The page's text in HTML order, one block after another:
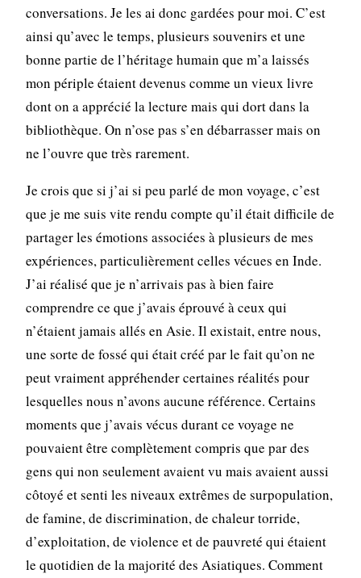
conversations. Je les ai donc gardées pour moi. C’est
ainsi qu’avec le temps, plusieurs souvenirs et une
bonne partie de l’héritage humain que m’a laissés
mon périple étaient devenus comme un vieux livre
dont on a apprécié la lecture mais qui dort dans la
bibliothèque. On n’ose pas s’en débarrasser mais on
ne l’ouvre que très rarement.
Je crois que si j’ai si peu parlé de mon voyage, c’est
que je me suis vite rendu compte qu’il était difficile de
partager les émotions associées à plusieurs de mes
expériences, particulièrement celles vécues en Inde.
J’ai réalisé que je n’arrivais pas à bien faire
comprendre ce que j’avais éprouvé à ceux qui
n’étaient jamais allés en Asie. Il existait, entre nous,
une sorte de fossé qui était créé par le fait qu’on ne
peut vraiment appréhender certaines réalités pour
lesquelles nous n’avons aucune référence. Certains
moments que j’avais vécus durant ce voyage ne
pouvaient être complètement compris que par des
gens qui non seulement avaient vu mais avaient aussi
côtoyé et senti les niveaux extrêmes de surpopulation,
de famine, de discrimination, de chaleur torride,
d’exploitation, de violence et de pauvreté qui étaient
le quotidien de la majorité des Asiatiques. Comment